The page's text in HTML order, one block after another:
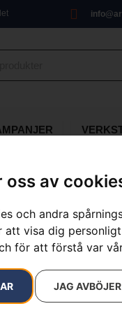
oss av
och andra
visa dig
för att förstå var
JAG AVBÖJER
resultat
GX 560